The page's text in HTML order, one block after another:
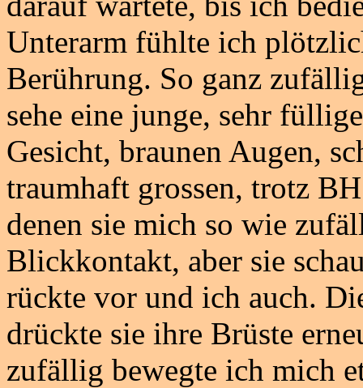
Unterarm fühlte ich
Berührung. So ganz
sehe eine junge, sehr
Gesicht, braunen Augen,
traumhaft grossen, trotz
denen sie mich so wie
Blickkontakt, aber sie
rückte vor und ich auch.
drückte sie ihre Brüste
zufällig bewegte ich mich